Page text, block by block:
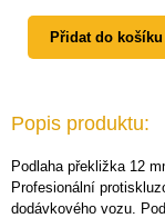
Přidat do košíku
Popis produktu:
Podlaha překližka 12
Profesionální
dodávkového vozu.